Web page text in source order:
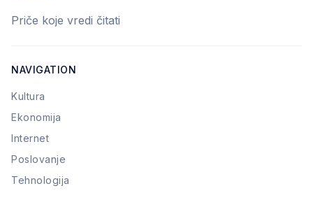
Priče koje vredi čitati
NAVIGATION
Kultura
Ekonomija
Internet
Poslovanje
Tehnologija